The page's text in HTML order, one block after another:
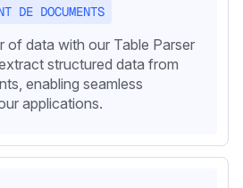
DE DOCUMENTS
of data with our Table Parser
structured data from
enabling seamless
applications.